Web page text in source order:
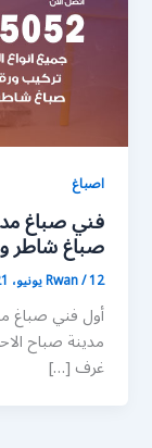
اصباغ
صباغ شاطر
Rwan/12 يونيو، 2021
أول فني صباغ
مدينة صباح
غرف […]